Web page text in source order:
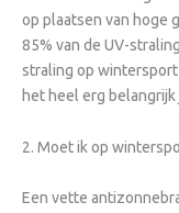
op plaatsen van hoge
85% van de UV-
straling op
het heel erg
2. Moet ik op
Een vette